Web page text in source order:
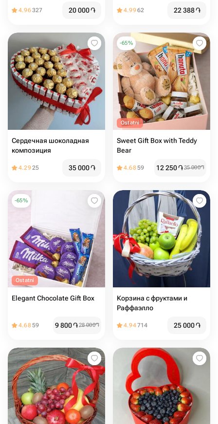
4.96327 20 000֏ 4.9962 22 388֏
Сердечная шоколадная
композиция
4.2925 35 000֏
-65%
Ostatni
Sweet Gift Box with Teddy
Bear
4.6859 12 250֏35 000֏
-65%
Ostatni
Elegant Chocolate Gift Box
4.6859 9 800֏28 000֏
Корзина с фруктами и
Раффаэлло
4.94714 25 000֏